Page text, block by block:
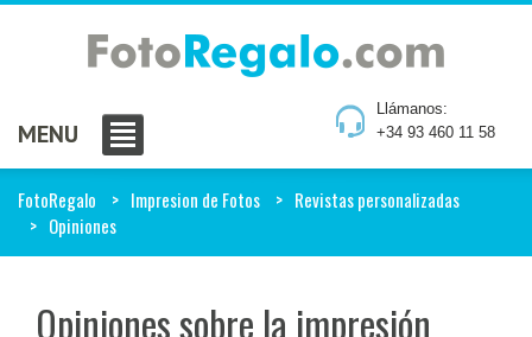
Llámanos:
+34 93 460 11 58
MENU
FotoRegalo Impresion de Fotos
Revistas personalizadas
Opiniones
Opiniones sobre la impresión